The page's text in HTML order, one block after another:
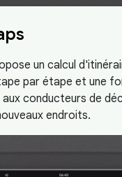
un calcul
par étape et une
conducteurs de
endroits.